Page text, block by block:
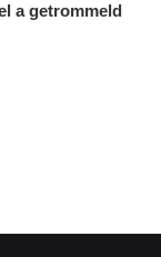
a getrommeld